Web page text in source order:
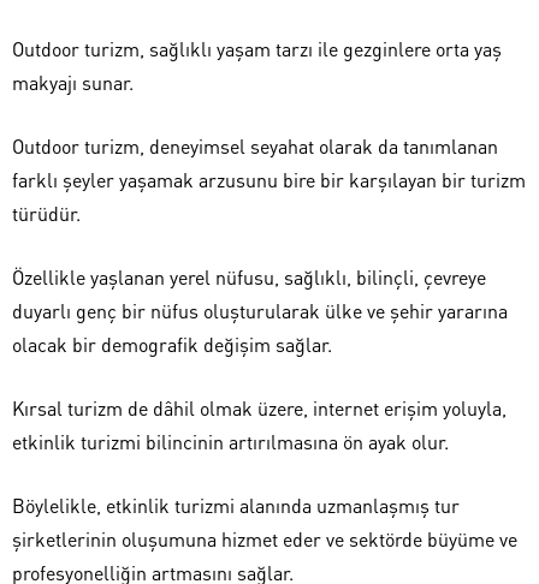
Outdoor turizm, sağlıklı yaşam tarzı ile gezginlere orta yaş
makyajı sunar.
Outdoor turizm, deneyimsel seyahat olarak da tanımlanan
farklı şeyler yaşamak arzusunu bire bir karşılayan bir turizm
türüdür.
Özellikle yaşlanan yerel nüfusu, sağlıklı, bilinçli, çevreye
duyarlı genç bir nüfus oluşturularak ülke ve şehir yararına
olacak bir demografik değişim sağlar.
Kırsal turizm de dâhil olmak üzere, internet erişim yoluyla,
etkinlik turizmi bilincinin artırılmasına ön ayak olur.
Böylelikle, etkinlik turizmi alanında uzmanlaşmış tur
şirketlerinin oluşumuna hizmet eder ve sektörde büyüme ve
profesyonelliğin artmasını sağlar.